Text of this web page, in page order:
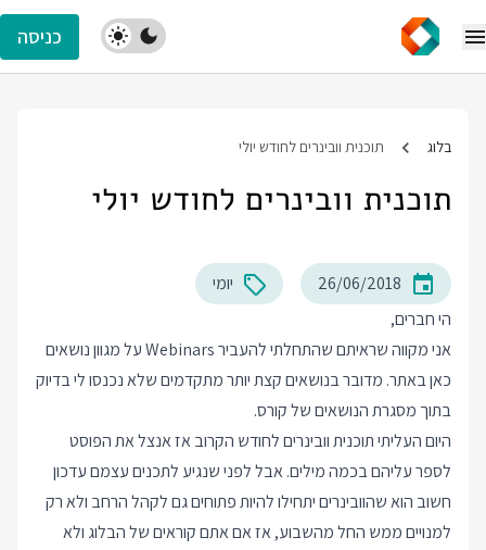
כניסה
בלוג תוכנית וובינרים לחודש יולי
תוכנית וובינרים לחודש יולי
26/06/2018
יומי
הי חברים,
אני מקווה שראיתם שהתחלתי להעביר Webinars על מגוון נושאים
כאן באתר. מדובר בנושאים קצת יותר מתקדמים שלא נכנסו לי בדיוק
בתוך מסגרת הנושאים של קורס.
היום העליתי תוכנית וובינרים לחודש הקרוב אז אנצל את הפוסט
לספר עליהם בכמה מילים. אבל לפני שנגיע לתכנים עצמם עדכון
חשוב הוא שהוובינרים יתחילו להיות פתוחים גם לקהל הרחב ולא רק
למנויים ממש החל מהשבוע, אז אם אתם קוראים של הבלוג ולא